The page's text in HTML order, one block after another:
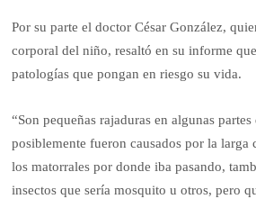
Por su parte el doctor César González,
corporal del niño, resaltó en su informe
patologías que pongan en riesgo su vida.
“Son pequeñas rajaduras en algunas
posiblemente fueron causados por la larga
los matorrales por donde iba pasando,
insectos que sería mosquito u otros, pero